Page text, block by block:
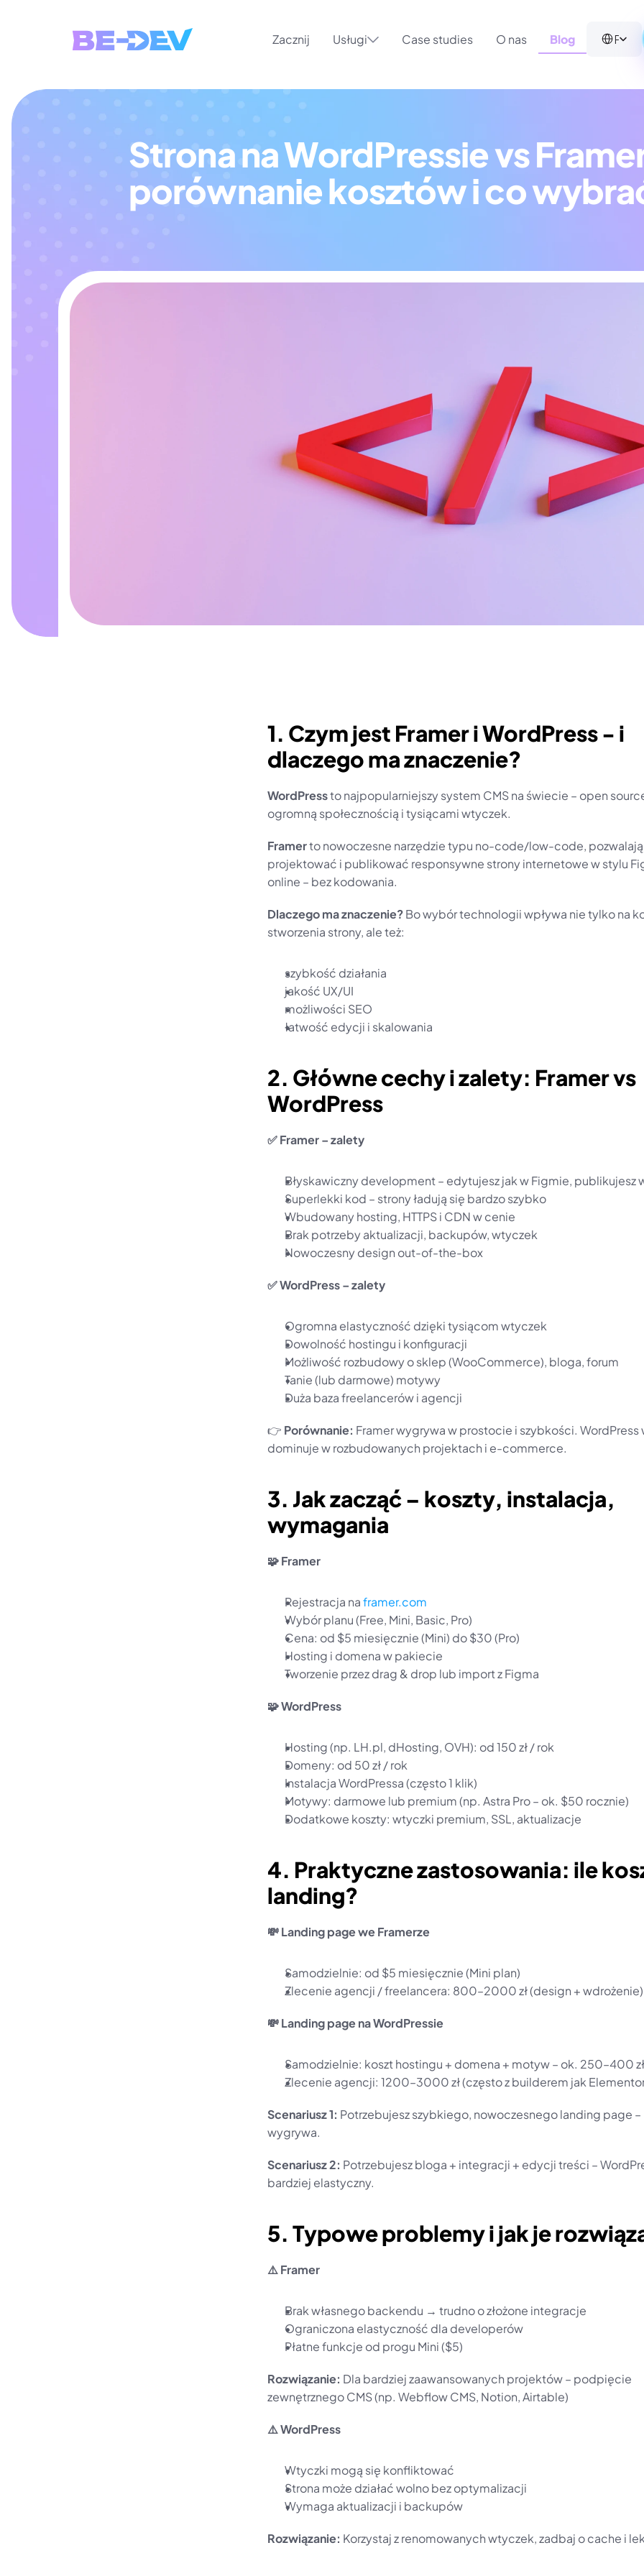
Zacznij Usługi O nas Blog
Case studies Polish (Poland)
Strona na WordPressie vs
porównanie kosztów i co
1. Czym jest Framer i WordPress - i
dlaczego ma znaczenie?
WordPress to najpopularniejszy system CMS na świecie – open
ogromną społecznością i tysiącami wtyczek.
Framer to nowoczesne narzędzie typu no-code/low-code,
projektować i publikować responsywne strony internetowe w stylu
online – bez kodowania.
Dlaczego ma znaczenie? Bo wybór technologii wpływa nie tylko na
stworzenia strony, ale też:
szybkość działania
jakość UX/UI
możliwości SEO
łatwość edycji i skalowania
2. Główne cechy i zalety: Framer vs
WordPress
✅ Framer – zalety
Błyskawiczny development – edytujesz jak w Figmie, publikujesz
Superlekki kod – strony ładują się bardzo szybko
Wbudowany hosting, HTTPS i CDN w cenie
Brak potrzeby aktualizacji, backupów, wtyczek
Nowoczesny design out-of-the-box
✅ WordPress – zalety
Ogromna elastyczność dzięki tysiącom wtyczek
Dowolność hostingu i konfiguracji
Możliwość rozbudowy o sklep (WooCommerce), bloga, forum
Tanie (lub darmowe) motywy
Duża baza freelancerów i agencji
👉 Porównanie: Framer wygrywa w prostocie i szybkości. WordPress
dominuje w rozbudowanych projektach i e-commerce.
3. Jak zacząć – koszty, instalacja,
wymagania
🧩 Framer
Rejestracja na framer.com
Wybór planu (Free, Mini, Basic, Pro)
Cena: od $5 miesięcznie (Mini) do $30 (Pro)
Hosting i domena w pakiecie
Tworzenie przez drag & drop lub import z Figma
🧩 WordPress
Hosting (np. LH.pl, dHosting, OVH): od 150 zł / rok
Domeny: od 50 zł / rok
Instalacja WordPressa (często 1 klik)
Motywy: darmowe lub premium (np. Astra Pro – ok. $50 rocznie)
Dodatkowe koszty: wtyczki premium, SSL, aktualizacje
4. Praktyczne zastosowania: ile
landing?
💸 Landing page we Framerze
Samodzielnie: od $5 miesięcznie (Mini plan)
Zlecenie agencji / freelancera: 800–2000 zł (design + wdrożenie)
💸 Landing page na WordPressie
Samodzielnie: koszt hostingu + domena + motyw – ok. 250–400
Zlecenie agencji: 1200–3000 zł (często z builderem jak
Scenariusz 1: Potrzebujesz szybkiego, nowoczesnego landing page –
wygrywa.
Scenariusz 2: Potrzebujesz bloga + integracji + edycji treści –
bardziej elastyczny.
5. Typowe problemy i jak je
⚠️ Framer
Brak własnego backendu → trudno o złożone integracje
Ograniczona elastyczność dla developerów
Płatne funkcje od progu Mini ($5)
Rozwiązanie: Dla bardziej zaawansowanych projektów – podpięcie
zewnętrznego CMS (np. Webflow CMS, Notion, Airtable)
⚠️ WordPress
Wtyczki mogą się konfliktować
Strona może działać wolno bez optymalizacji
Wymaga aktualizacji i backupów
Rozwiązanie: Korzystaj z renomowanych wtyczek, zadbaj o cache i